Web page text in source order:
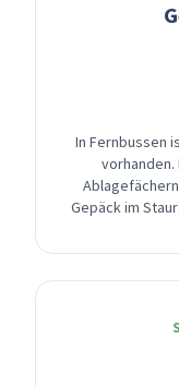
In Fernbussen
vorhanden.
Gepäck im